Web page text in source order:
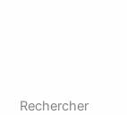
Rechercher